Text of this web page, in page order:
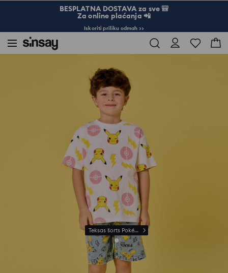
BESPLATNA DOSTAVA za sve 🎒
Za online plaćanja 📲
Iskoriti priliku odmah >>
Majica sa printom Pokémon
Teksas šorts Pokémon